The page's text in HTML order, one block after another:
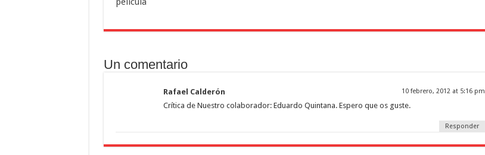
Un comentario
Rafael Calderón 10 febrero, 2012 at 5:16 pm
Crítica de Nuestro colaborador: Eduardo Quintana. Espero que os guste.
Responder